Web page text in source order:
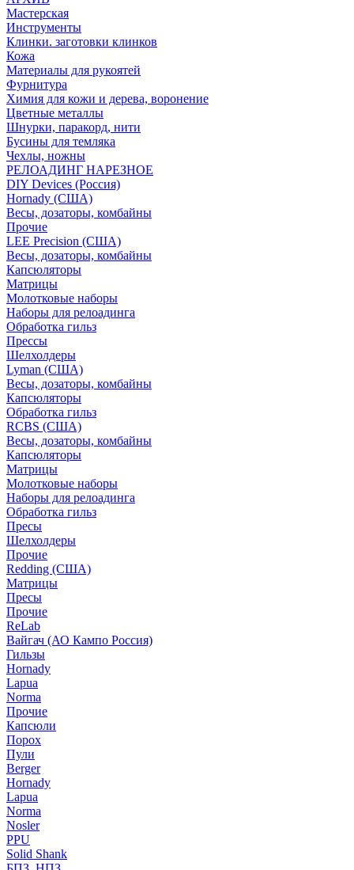
Мастерская
Инструменты
Клинки. заготовки клинков
Кожа
Материалы для рукоятей
Фурнитура
Химия для кожи и дерева, воронение
Цветные металлы
Шнурки, паракорд, нити
Бусины для темляка
Чехлы, ножны
РЕЛОАДИНГ НАРЕЗНОЕ
DIY Devices (Россия)
Hornady (США)
Весы, дозаторы, комбайны
Прочие
LEE Precision (США)
Весы, дозаторы, комбайны
Капсюляторы
Матрицы
Молотковые наборы
Наборы для релоадинга
Обработка гильз
Преcсы
Шелхолдеры
Lyman (США)
Весы, дозаторы, комбайны
Капсюляторы
Обработка гильз
RCBS (США)
Весы, дозаторы, комбайны
Капсюляторы
Матрицы
Молотковые наборы
Наборы для релоадинга
Обработка гильз
Пресы
Шелхолдеры
Прочие
Redding (США)
Матрицы
Пресы
Прочие
ReLab
Вайгач (АО Кампо Россия)
Гильзы
Hornady
Lapua
Norma
Прочие
Капсюли
Порох
Пули
Berger
Hornady
Lapua
Norma
Nosler
PPU
Solid Shank